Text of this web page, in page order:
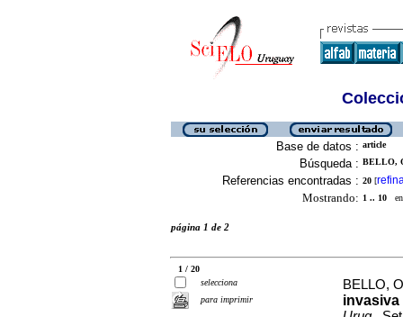
Base de datos : article
Búsqueda : BELLO,
Referencias encontradas : 20 [
Mostrando: 1 .. 10 en
página 1 de 2
1 / 20
selecciona
para imprimir
BELLO,